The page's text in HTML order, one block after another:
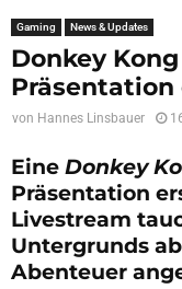
Gaming News & Updates
Donkey
Präsentation
von Hannes Linsbauer
Eine Donkey
Präsentation
Livestream
Untergrunds
Abenteuer